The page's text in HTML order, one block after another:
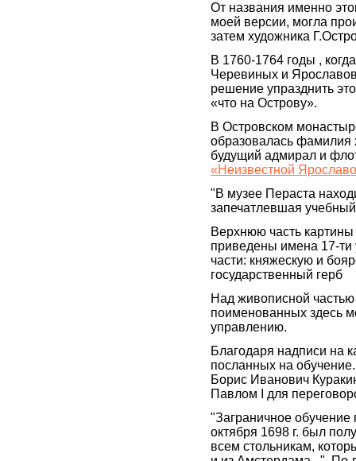
От названия именно
моей версии, могла
затем художника
В 1760-1764 годы ,
Черевиных и
решение упразднить
«что на Острову».
В Островском
образовалась фамилия
будущий адмирал и
«Неизвестной
"В музее Пераста
запечатлевшая
Верхнюю часть
приведены имена 17-ти
части: княжескую и
государственный герб
Над живописной
поименованных здесь
управлению.
Благодаря надписи на
посланных на
Борис Иванович
Павлом I для
"Заграничное обучение
октября 1698 г. был
всем стольникам,